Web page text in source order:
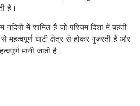
है।
में शामिल है जो पश्चिम दिशा में बहती
महत्वपूर्ण घाटी क्षेत्र से होकर गुजरती है और
मानी जाती है।